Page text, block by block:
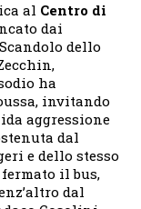
al Centro di
dai
dello
ha
invitando
aggressione
dal
e dello stesso
il bus,
dal